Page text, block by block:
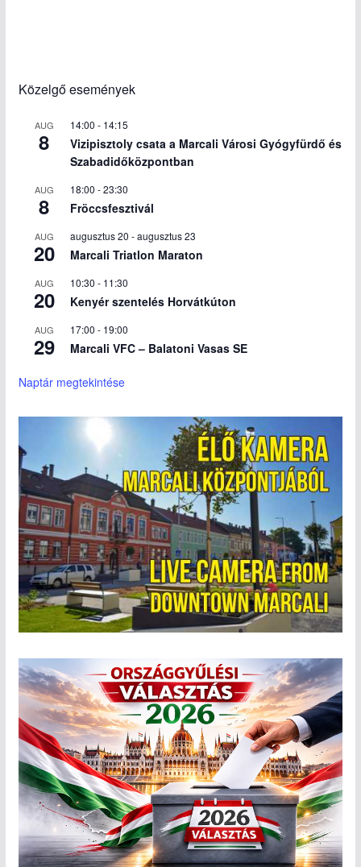
Közelgő események
AUG
8
14:00 - 14:15
Vizipisztoly csata a Marcali Városi Gyógyfürdő és
Szabadidőközpontban
AUG
8
18:00 -23:30
Fröccsfesztivál
AUG
20
augusztus 20 -augusztus 23
Marcali Triatlon Maraton
AUG
20
10:30 - 11:30
Kenyér szentelés Horvátkúton
AUG
29
17:00 - 19:00
Marcali VFC – Balatoni Vasas SE
Naptár megtekintése